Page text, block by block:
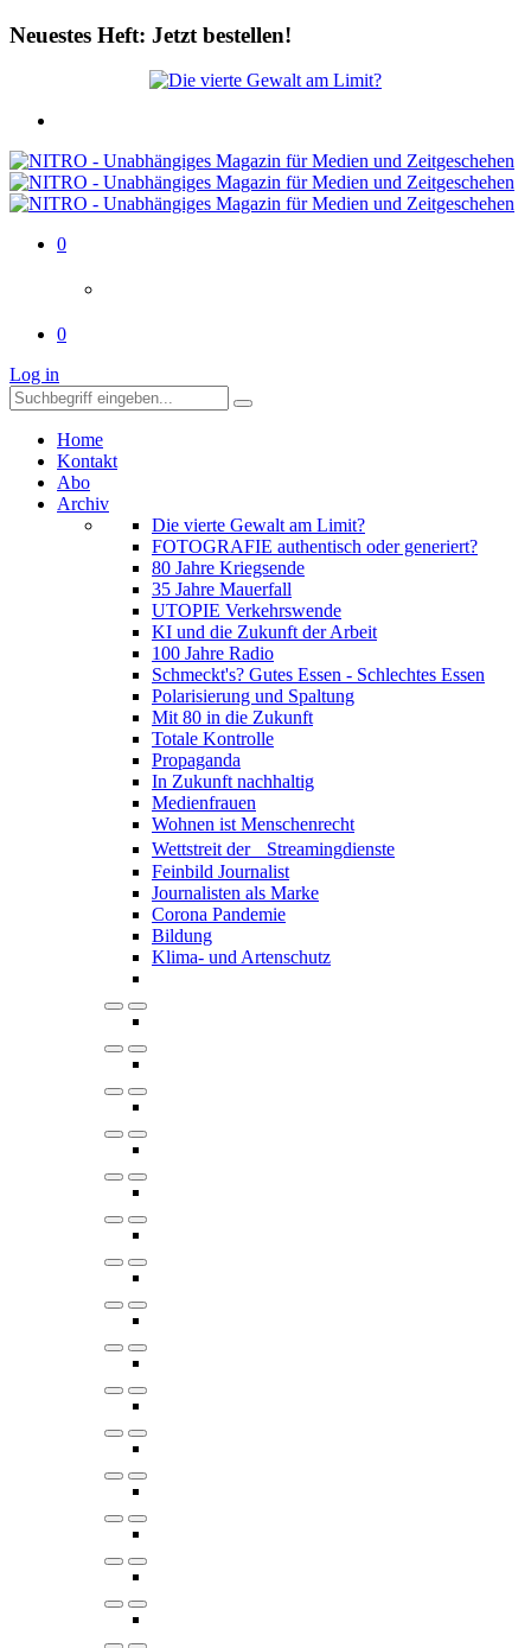
Neuestes Heft: Jetzt bestellen!
0
0
Log in
Home
Kontakt
Abo
Archiv
Die vierte Gewalt am Limit?
FOTOGRAFIE authentisch oder generiert?
80 Jahre Kriegsende
35 Jahre Mauerfall
UTOPIE Verkehrswende
KI und die Zukunft der Arbeit
100 Jahre Radio
Schmeckt's? Gutes Essen - Schlechtes Essen
Polarisierung und Spaltung
Mit 80 in die Zukunft
Totale Kontrolle
Propaganda
In Zukunft nachhaltig
Medienfrauen
Wohnen ist Menschenrecht
Wettstreit der Streamingdienste
Feinbild Journalist
Journalisten als Marke
Corona Pandemie
Bildung
Klima- und Artenschutz